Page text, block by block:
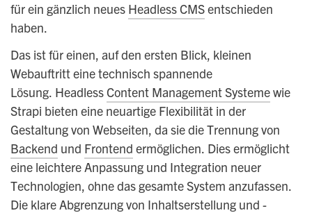
für ein gänzlich neues Headless CMSentschieden
haben.
Das ist für einen, auf den ersten Blick, kleinen
Webauftritt eine technisch spannende
Lösung. HeadlessContent Management Systemewie
Strapi bieten eine neuartige Flexibilität in der
Gestaltung von Webseiten, da sie die Trennung von
Backend und Frontend ermöglichen. Dies ermöglicht
eine leichtere Anpassung und Integration neuer
Technologien, ohne das gesamte System anzufassen.
Die klare Abgrenzung von Inhaltserstellung und -